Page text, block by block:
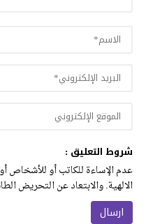
شروط التعليق :
عدم الإساءة للكاتب أو للأشخاص
الالهية. والابتعاد عن التحريض